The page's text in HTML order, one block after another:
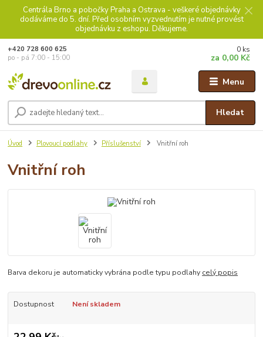
Centrála Brno a pobočky Praha a Ostrava - veškeré objednávky
dodáváme do 5. dní. Před osobním vyzvednutím je nutné provést
objednávku z eshopu. Děkujeme.
Menu
Hledat
+420 728 600 625
po - pá 7:00 - 15:00
0 ks
za 0,00 Kč
Úvod Plovoucí podlahy Příslušenství Vnitřní roh
Vnitřní roh
Barva dekoru je automaticky vybrána podle typu podlahy celý popis
Dostupnost Není skladem